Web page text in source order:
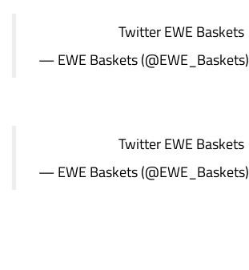
TwitterEWE Baskets
— EWE Baskets (@EWE_Baskets)
TwitterEWE Baskets
— EWE Baskets (@EWE_Baskets)